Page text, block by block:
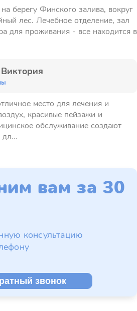
берегу Финского залива, вокруг
лес. Лечебное отделение, зал
для проживания - все находится в
Виктория
место для лечения и
красивые пейзажи и
обслуживание создают
дл...
вам за 30
консультацию
звонок